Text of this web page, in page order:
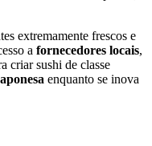
extremamente frescos e
a fornecedores locais,
criar sushi de classe
enquanto se inova